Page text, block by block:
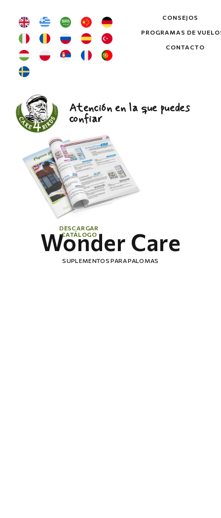
CONSEJOS
PROGRAMAS DE
CONTACTO
Atención en la que puedes
confiar
DESCARGAR
CATÁLOGO
Wonder Care
SUPLEMENTOS PARA PALOMAS